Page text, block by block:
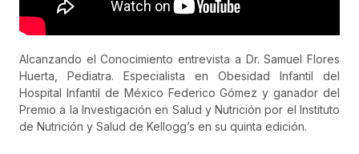
Alcanzando el Conocimiento entrevista a Dr. Samuel Flores
Huerta, Pediatra. Especialista en Obesidad Infantil del
Hospital Infantil de México Federico Gómez y ganador del
Premio a la Investigación en Salud y Nutrición por el Instituto
de Nutrición y Salud de Kellogg’s en su quinta edición.